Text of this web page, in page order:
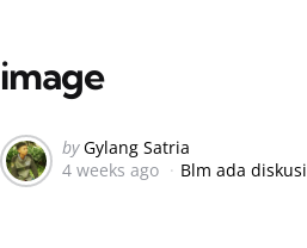
image
Posted
by
by Gylang Satria
4 weeks ago
Blm ada diskusi